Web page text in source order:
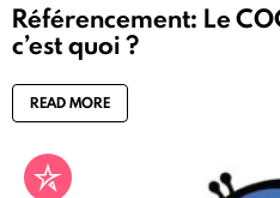
Référencement: Le
c’est quoi ?
READ MORE